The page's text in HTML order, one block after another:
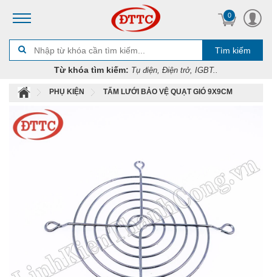
0
Tìm kiếm
Từ khóa tìm kiếm: Tụ điện, Điện trở, IGBT..
PHỤ KIỆN TẤM LƯỚI BẢO VỆ QUẠT GIÓ 9X9CM